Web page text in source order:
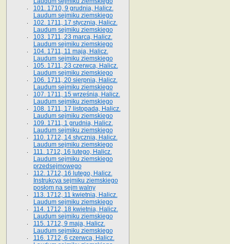
101. 1710, 9 grudnia, Halicz.
Laudum sejmiku ziemskiego
102. 1711, 17 stycznia, Halicz.
Laudum sejmiku ziemskiego
103. 1711, 23 marca, Halicz.
Laudum sejmiku ziemskiego
104. 1711, 11 maja, Halicz.
Laudum sejmiku ziemskiego
105. 1711, 23 czerwca, Halicz.
Laudum sejmiku ziemskiego
106. 1711, 20 sierpnia, Halicz.
Laudum sejmiku ziemskiego
107. 1711, 15 września, Halicz.
Laudum sejmiku ziemskiego
108. 1711, 17 listopada, Halicz.
Laudum sejmiku ziemskiego
109. 1711, 1 grudnia, Halicz.
Laudum sejmiku ziemskiego
110. 1712, 14 stycznia, Halicz.
Laudum sejmiku ziemskiego
111. 1712, 16 lutego, Halicz.
Laudum sejmiku ziemskiego
przedsejmowego
112. 1712, 16 lutego, Halicz.
Instrukcya sejmiku ziemskiego
posłom na sejm walny
113. 1712, 11 kwietnia, Halicz.
Laudum sejmiku ziemskiego
114. 1712, 18 kwietnia, Halicz.
Laudum sejmiku ziemskiego
115. 1712, 9 maja, Halicz.
Laudum sejmiku ziemskiego
116. 1712, 6 czerwca, Halicz.